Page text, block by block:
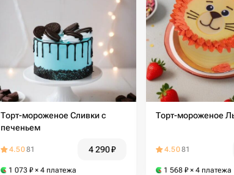
Торт-мороженое Сливки с
печеньем
4.5081 4 290₽
1 073 ₽ × 4 платежа
Торт-мороженое
4.5081
1 568 ₽ × 4 платежа